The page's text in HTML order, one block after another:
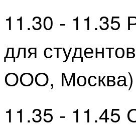
11.30 - 11.35
для
ООО, Москва)
11.35 - 11.45